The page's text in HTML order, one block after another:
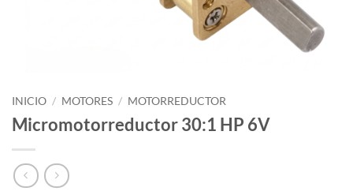
INICIO / MOTORES / MOTORREDUCTOR
Micromotorreductor 30:1 HP 6V